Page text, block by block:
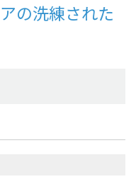
の洗練された